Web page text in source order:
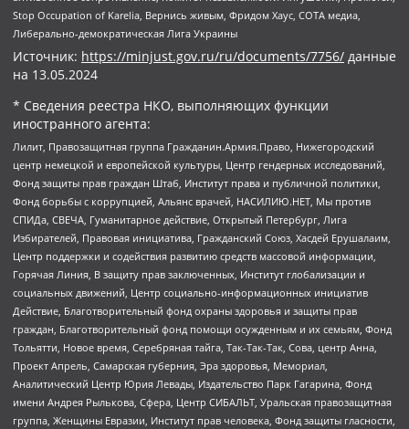
Stop Occupation of Karelia, Вернись живым, Фридом Хаус, СОТА медиа,
Либерально-демократическая Лига Украины
Источник: https://minjust.gov.ru/ru/documents/7756/ данные
на 13.05.2024
* Сведения реестра НКО, выполняющих функции
иностранного агента:
Лилит, Правозащитная группа Гражданин.Армия.Право, Нижегородский
центр немецкой и европейской культуры, Центр гендерных исследований,
Фонд защиты прав граждан Штаб, Институт права и публичной политики,
Фонд борьбы с коррупцией, Альянс врачей, НАСИЛИЮ.НЕТ, Мы против
СПИДа, СВЕЧА, Гуманитарное действие, Открытый Петербург, Лига
Избирателей, Правовая инициатива, Гражданский Союз, Хасдей Ерушалаим,
Центр поддержки и содействия развитию средств массовой информации,
Горячая Линия, В защиту прав заключенных, Институт глобализации и
социальных движений, Центр социально-информационных инициатив
Действие, Благотворительный фонд охраны здоровья и защиты прав
граждан, Благотворительный фонд помощи осужденным и их семьям, Фонд
Тольятти, Новое время, Серебряная тайга, Так-Так-Так, Сова, центр Анна,
Проект Апрель, Самарская губерния, Эра здоровья, Мемориал,
Аналитический Центр Юрия Левады, Издательство Парк Гагарина, Фонд
имени Андрея Рылькова, Сфера, Центр СИБАЛЬТ, Уральская правозащитная
группа, Женщины Евразии, Институт прав человека, Фонд защиты гласности,